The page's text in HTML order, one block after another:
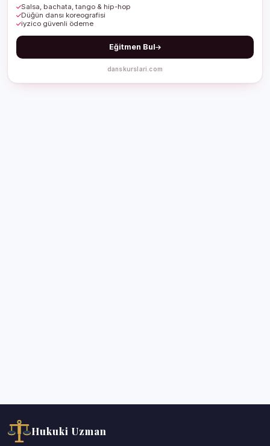
Salsa, bachata, tango & hip-hop
Düğün dansı koreografisi
iyzico güvenli ödeme
Eğitmen Bul
danskurslari.com
Hukuki Uzman